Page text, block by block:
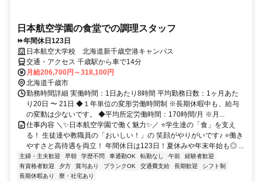
日本航空学園の食堂での調理スタッフ
⏩年間休日123日
日本航空大学校 北海道新千歳空港キャンパス
交通・アクセス 千歳駅から車で14分
月給206,700円～318,100円
北海道千歳市
勤務時間詳細 実働時間：1日あたり8時間 平均勤務日数：1ヶ月あた
り20日 〜 21日 ◆１年単位の変形労働時間制 ※長期休暇中も、給与
の変動は少ないです。 ◆平均所定労働時間：170時間/月 ※月...
仕事内容 ＼✨日本航空学園で働く魅力✨／ ⭐学生達の「食」を支え
る！ 生徒達や教職員の「おいしい！」の 笑顔がやりがいです♪ ⭐働き
やすさと高待遇を両立！ 年間休日は123日！夏休みや年末年始も◎ ...
主婦・主夫歓迎 早朝 学歴不問 車通勤OK 転勤なし 午前
経験者歓迎
有資格者歓迎
夕方 賞与あり ブランクOK 交通費支給 長期歓迎
シフト制
長期休暇あり
寮・社宅あり